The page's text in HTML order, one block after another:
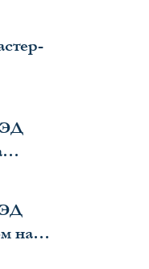
-
на